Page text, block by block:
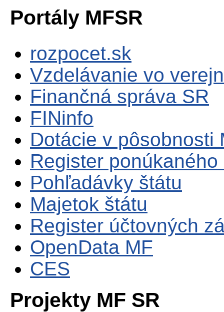
Portály MFSR
rozpocet.sk
Vzdelávanie vo
Finančná správa SR
FINinfo
Dotácie v pôsobnosti
Register
Pohľadávky štátu
Majetok štátu
Register účtovných
OpenData MF
CES
Projekty MF SR